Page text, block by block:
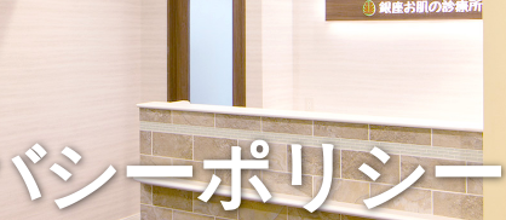
シーポリシー